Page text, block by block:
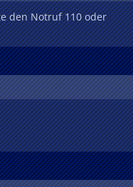
den Notruf 110 oder